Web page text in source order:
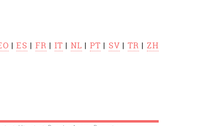
|ES | FR | IT | NL | PT | SV | TR | ZH